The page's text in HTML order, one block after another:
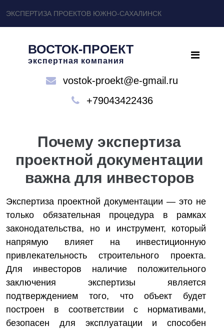
ЭКСПЕРТИЗА ПРОЕКТОВ ЮЖНО-САХАЛИНСК
ВОСТОК-ПРОЕКТ
экспертная компания
vostok-proekt@e-gmail.ru
+79043422436
Почему экспертиза
проектной документации
важна для инвесторов
Экспертиза проектной документации — это не
только обязательная процедура в рамках
законодательства, но и инструмент, который
напрямую влияет на инвестиционную
привлекательность строительного проекта.
Для инвесторов наличие положительного
заключения экспертизы является
подтверждением того, что объект будет
построен в соответствии с нормативами,
безопасен для эксплуатации и способен